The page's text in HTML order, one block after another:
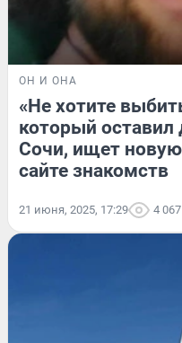
ОН И ОНА
«Не хотите
который оставил
Сочи, ищет
сайте знакомств
21 июня, 2025, 17:29 4 067